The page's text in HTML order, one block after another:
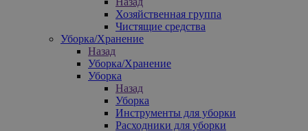
Хозяйственная группа
Чистящие средства
Уборка/Хранение
Назад
Уборка/Хранение
Уборка
Назад
Уборка
Инструменты для уборки
Расходники для уборки